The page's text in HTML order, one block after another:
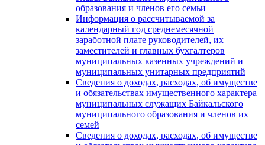
образования и членов его семьи
Информация о рассчитываемой за
календарный год среднемесячной
заработной плате руководителей, их
заместителей и главных бухгалтеров
муниципальных казенных учреждений и
муниципальных унитарных предприятий
Сведения о доходах, расходах, об имуществе
и обязательствах имущественного характера
муниципальных служащих Байкальского
муниципального образования и членов их
семей
Сведения о доходах, расходах, об имуществе